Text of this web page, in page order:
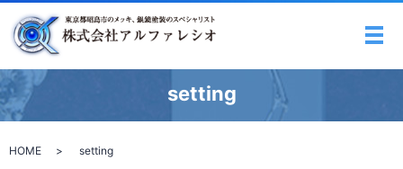
メ
setting
HOME setting